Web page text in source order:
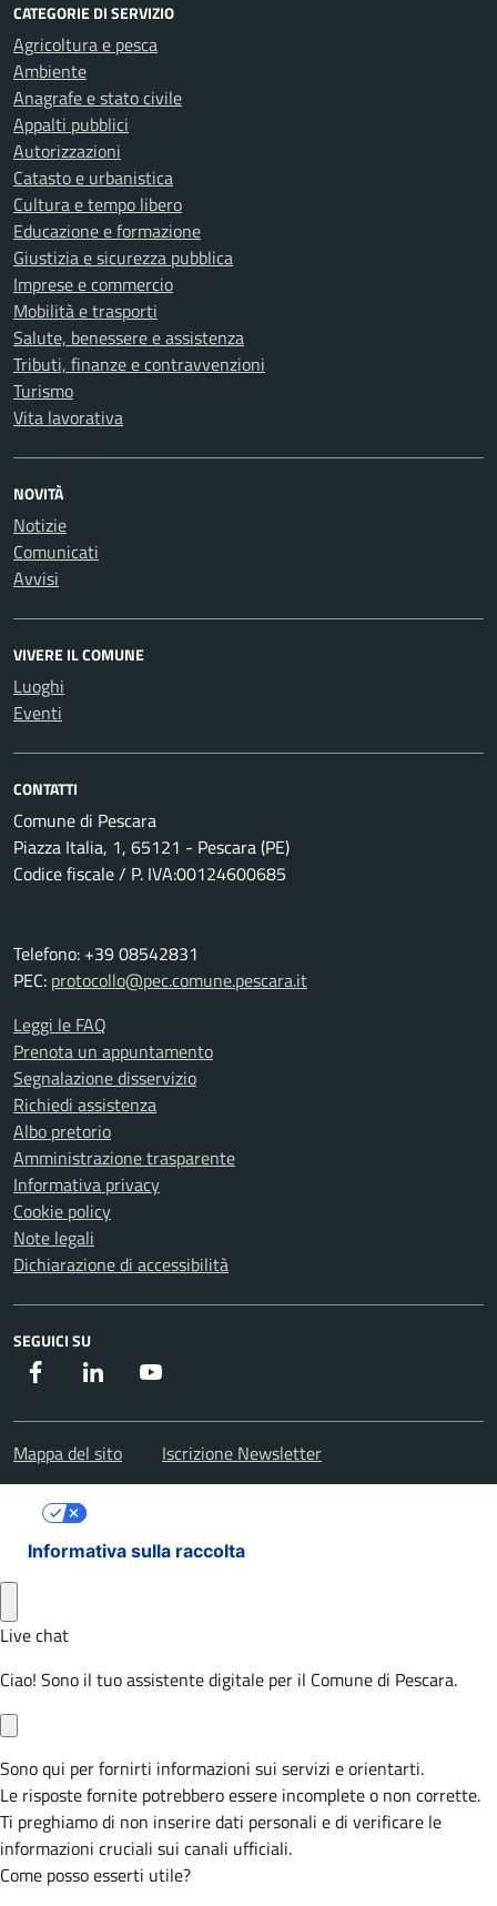
CATEGORIE DI SERVIZIO
Agricoltura e pesca
Ambiente
Anagrafe e stato civile
Appalti pubblici
Autorizzazioni
Catasto e urbanistica
Cultura e tempo libero
Educazione e formazione
Giustizia e sicurezza pubblica
Imprese e commercio
Mobilità e trasporti
Salute, benessere e assistenza
Tributi, finanze e contravvenzioni
Turismo
Vita lavorativa
NOVITÀ
Notizie
Comunicati
Avvisi
VIVERE IL COMUNE
Luoghi
Eventi
CONTATTI
Comune di Pescara
Piazza Italia, 1, 65121 - Pescara (PE)
Codice fiscale / P. IVA:00124600685
Telefono: +39 08542831
PEC: protocollo@pec.comune.pescara.it
Leggi le FAQ
Prenota un appuntamento
Segnalazione disservizio
Richiedi assistenza
Albo pretorio
Amministrazione trasparente
Informativa privacy
Cookie policy
Note legali
Dichiarazione di accessibilità
SEGUICI SU
Facebook Instagram
Mappa del sito Iscrizione Newsletter
Informativa sulla raccolta
Le tue preferenze relative alla privacy